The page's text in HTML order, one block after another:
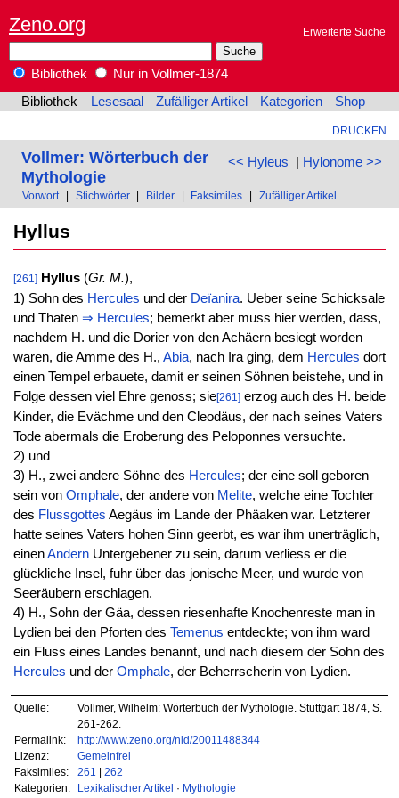
Zeno.org Erweiterte Suche
Bibliothek
Nur in Vollmer-1874
Bibliothek
Lesesaal Zufälliger Artikel Kategorien Shop
DRUCKEN
<< Hyleus | Hylonome >>
Vollmer: Wörterbuch der
Mythologie
Vorwort Stichwörter Bilder Faksimiles Zufälliger Artikel
Hyllus
[261] Hyllus(Gr. M.),
1) Sohn des Hercules und der Deïanira. Ueber seine Schicksale
und Thaten ⇒ Hercules; bemerkt aber muss hier werden, dass,
nachdem H. und die Dorier von den Achäern besiegt worden
waren, die Amme des H., Abia, nach Ira ging, dem Hercules dort
einen Tempel erbauete, damit er seinen Söhnen beistehe, und in
Folge dessen viel Ehre genoss; sie[261]erzog auch des H. beide
Kinder, die Evächme und den Cleodäus, der nach seines Vaters
Tode abermals die Eroberung des Peloponnes versuchte.
2) und
3) H., zwei andere Söhne des Hercules; der eine soll geboren
sein von Omphale, der andere von Melite, welche eine Tochter
des Flussgottes Aegäus im Lande der Phäaken war. Letzterer
hatte seines Vaters hohen Sinn geerbt, es war ihm unerträglich,
einenAndernUntergebener zu sein, darum verliess er die
glückliche Insel, fuhr über das jonische Meer, und wurde von
Seeräubern erschlagen.
4) H., Sohn der Gäa, dessen riesenhafte Knochenreste man in
Lydien bei den Pforten des Temenus entdeckte; von ihm ward
ein Fluss eines Landes benannt, und nach diesem der Sohn des
Hercules und der Omphale, der Beherrscherin von Lydien.
Quelle:
Vollmer, Wilhelm: Wörterbuch der Mythologie. Stuttgart 1874, S.
261-262.
Permalink:
http://www.zeno.org/nid/20011488344
Lizenz:
Gemeinfrei
Faksimiles:
261 | 262
Kategorien:
Lexikalischer Artikel · Mythologie